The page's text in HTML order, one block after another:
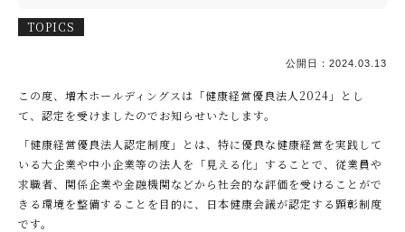
TOPICS
公開日： 2024.03.13
この度、増木ホールディングスは「健康経営優良法人2024」とし
て、認定を受けましたのでお知らせいたします。
「健康経営優良法人認定制度」とは、特に優良な健康経営を実践して
いる大企業や中小企業等の法人を「見える化」することで、従業員や
求職者、関係企業や金融機関などから社会的な評価を受けることがで
きる環境を整備することを目的に、日本健康会議が認定する顕彰制度
です。